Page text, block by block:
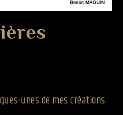
unes de mes créations